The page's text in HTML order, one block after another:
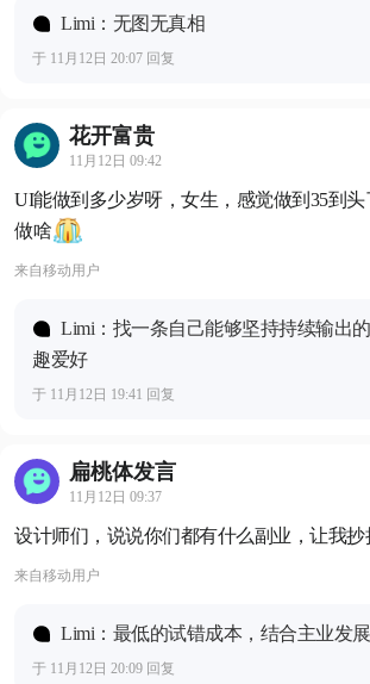
Limi：无图无真相
于 11月12日 20:07 回复
花开富贵
11月12日 09:42
UI能做到多少岁呀，女生，感觉做到35到
做啥
来自移动用户
Limi：找一条自己能够坚持持续输出
趣爱好
于 11月12日 19:41 回复
扁桃体发言
11月12日 09:37
设计师们，说说你们都有什么副业，让我抄
来自移动用户
Limi：最低的试错成本，结合主业发
于 11月12日 20:09 回复